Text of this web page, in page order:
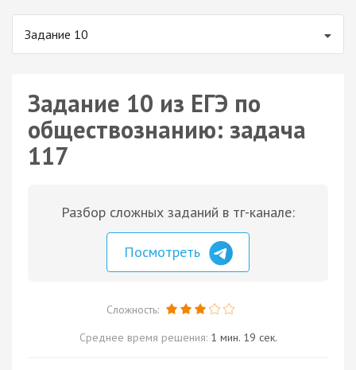
Задание 10
Задание 10 из ЕГЭ по
обществознанию: задача
117
Разбор сложных заданий в тг-канале:
Посмотреть
Сложность:
Среднее время решения: 1 мин. 19 сек.